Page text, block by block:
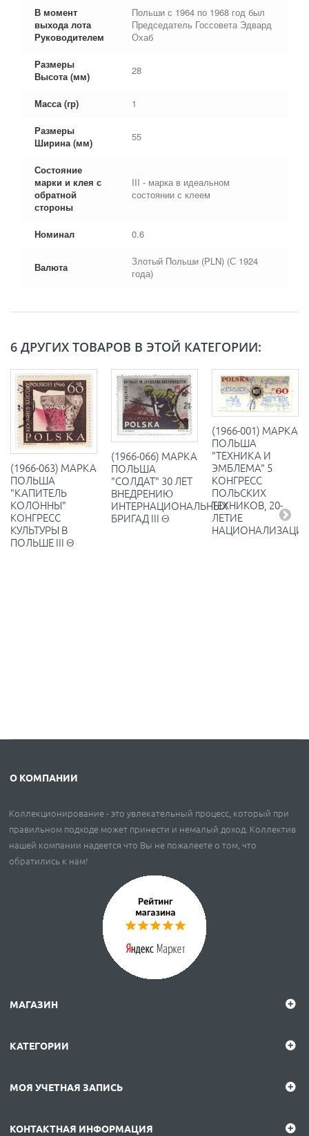
В момент
выхода лота
Руководителем
Польши с 1964 по 1968 год был
Председатель Госсовета Эдвард
Охаб
Размеры
Высота (мм)
28
Масса (гр) 1
Размеры
Ширина (мм)
55
Состояние
марки и клея с
обратной
стороны
III - марка в идеальном
состоянии с клеем
Номинал 0.6
Валюта
Злотый Польши (PLN) (С 1924
года)
6 ДРУГИХ ТОВАРОВ В ЭТОЙ КАТЕГОРИИ:
(1966-063) МАРКА
ПОЛЬША
"КАПИТЕЛЬ
КОЛОННЫ"
КОНГРЕСС
КУЛЬТУРЫ В
ПОЛЬШЕ III Θ
(1966-066) МАРКА
ПОЛЬША
"СОЛДАТ" 30 ЛЕТ
ВНЕДРЕНИЮ
ИНТЕРНАЦИОНАЛЬНЫХ
БРИГАД III Θ
(1966-001) МАРКА
ПОЛЬША
"ТЕХНИКА И
ЭМБЛЕМА" 5
КОНГРЕСС
ПОЛЬСКИХ
ТЕХНИКОВ, 20-
ЛЕТИЕ
О КОМПАНИИ
Коллекционирование - это увлекательный процесс, который при
правильном подходе может принести и немалый доход. Коллектив
нашей компании надеется что Вы не пожалеете о том, что
обратились к нам!
МАГАЗИН
КАТЕГОРИИ
МОЯ УЧЕТНАЯ ЗАПИСЬ
КОНТАКТНАЯ ИНФОРМАЦИЯ